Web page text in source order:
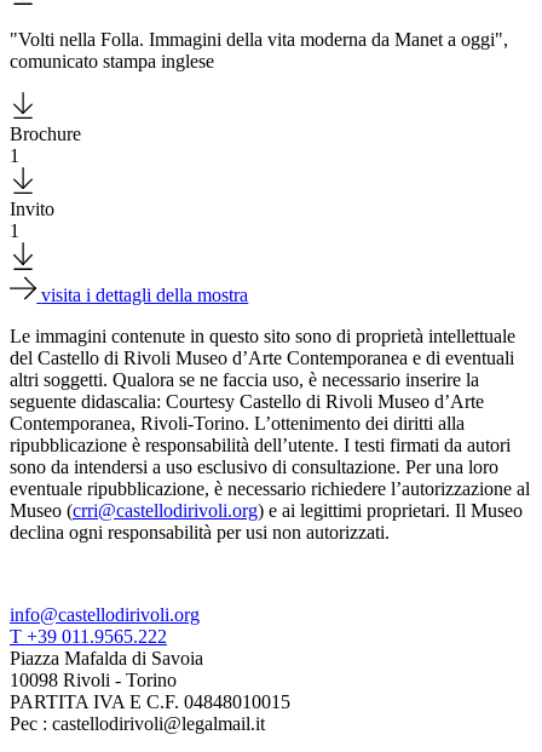
"Volti nella Folla. Immagini della vita moderna da Manet a oggi",
comunicato stampa inglese
Brochure
1
Download
Invito
1
Download
visita i dettagli della mostra
Le immagini contenute in questo sito sono di proprietà intellettuale
del Castello di Rivoli Museo d’Arte Contemporanea e di eventuali
altri soggetti. Qualora se ne faccia uso, è necessario inserire la
seguente didascalia: Courtesy Castello di Rivoli Museo d’Arte
Contemporanea, Rivoli-Torino. L’ottenimento dei diritti alla
ripubblicazione è responsabilità dell’utente. I testi firmati da autori
sono da intendersi a uso esclusivo di consultazione. Per una loro
eventuale ripubblicazione, è necessario richiedere l’autorizzazione al
Museo (crri@castellodirivoli.org) e ai legittimi proprietari. Il Museo
declina ogni responsabilità per usi non autorizzati.
info@castellodirivoli.org
T +39 011.9565.222
Piazza Mafalda di Savoia
10098 Rivoli - Torino
PARTITA IVA E C.F. 04848010015
Pec : castellodirivoli@legalmail.it